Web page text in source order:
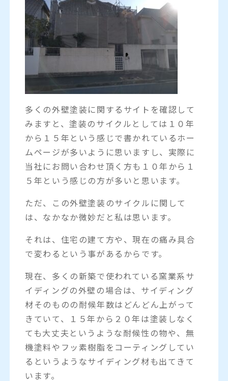
多くの外壁塗装に関するサイトを確認して
みますと、塗装のサイクルとしては１０年
から１５年という感じで書かれているホー
ムページが多いように思いますし、実際に
当社にお問い合わせ頂く方も１０年から１
５年という感じの方が多いと思います。
ただ、この外壁塗装のサイクルに関して
は、なかなか微妙だと私は思います。
それは、住宅の建て方や、現在の痛み具合
で変わるという事があるからです。
現在、多くの新築で使われている窯業系サ
イディングの外壁の場合は、サイディング
材そのものの耐候年数はどんどん上がって
きていて、１５年から２０年は塗装しなく
ても大丈夫というような耐候性の物や、無
機塗料やフッ素樹脂をコーティングしてい
るというようなサイディング材も出てきて
います。